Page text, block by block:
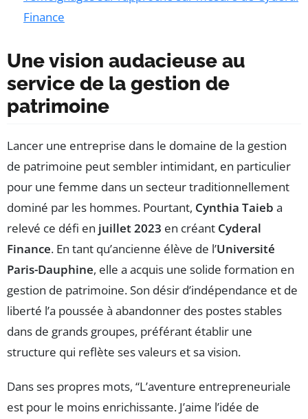
Finance
Une vision audacieuse au
service de la gestion de
patrimoine
Lancer une entreprise dans le domaine de la gestion
de patrimoine peut sembler intimidant, en particulier
pour une femme dans un secteur traditionnellement
dominé par les hommes. Pourtant, Cynthia Taieb a
relevé ce défi en juillet 2023 en créant Cyderal
Finance. En tant qu’ancienne élève de l’Université
Paris-Dauphine, elle a acquis une solide formation en
gestion de patrimoine. Son désir d’indépendance et de
liberté l’a poussée à abandonner des postes stables
dans de grands groupes, préférant établir une
structure qui reflète ses valeurs et sa vision.
Dans ses propres mots, “L’aventure entrepreneuriale
est pour le moins enrichissante. J’aime l’idée de